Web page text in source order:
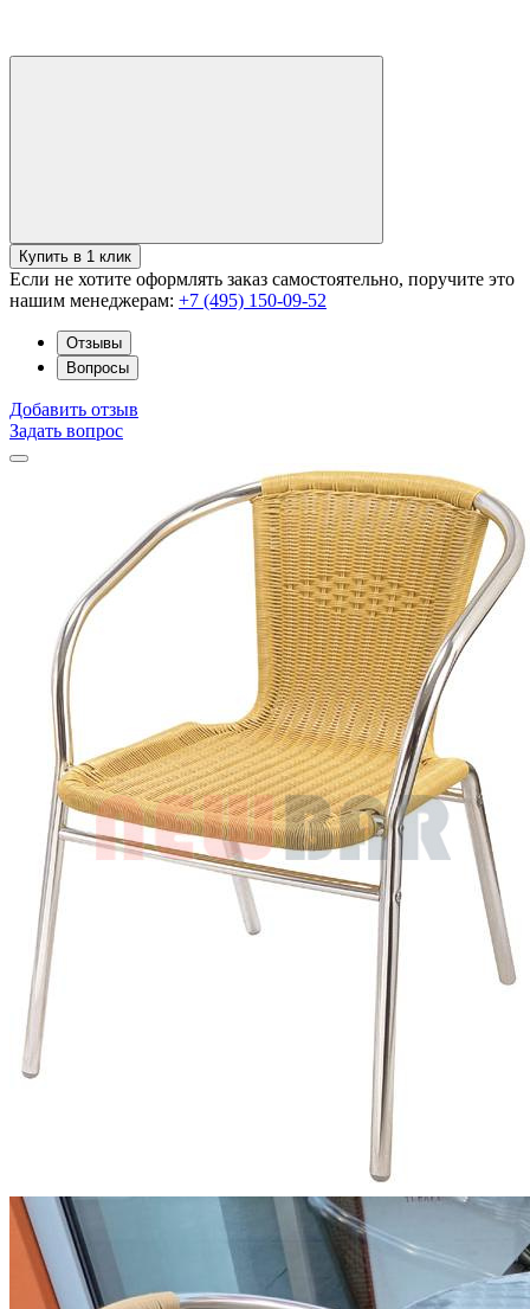
Купить в 1 клик
Если не хотите оформлять заказ самостоятельно, поручите это
нашим менеджерам: +7 (495) 150-09-52
Отзывы
Вопросы
Добавить отзыв
Задать вопрос